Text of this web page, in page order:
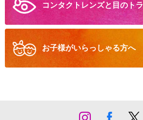
コンタクトレンズと目のト
お子様がいらっしゃる方へ